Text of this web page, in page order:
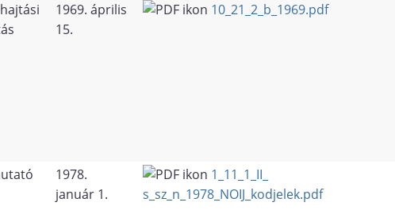
1969. április
15.
10_21_2_b_1969.pdf
1978.
január 1.
1_11_1_II_
s_sz_n_1978_NOIJ_kodjelek.pdf